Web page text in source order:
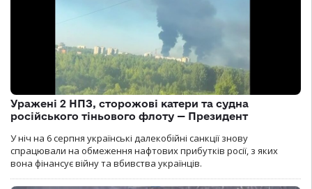
Уражені 2 НПЗ, сторожові катери та судна
російського тіньового флоту — Президент
У ніч на 6 серпня українські далекобійні санкції знову
спрацювали на обмеження нафтових прибутків росії, з яких
вона фінансує війну та вбивства українців.